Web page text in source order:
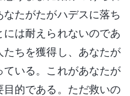
たがたがハデスに落ち
は耐えられないのであ
ちを獲得し、あなたが
いる。これがあなたが
的である。ただ救いの